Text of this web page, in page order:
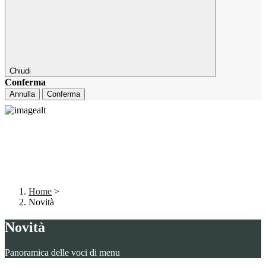
Chiudi
Conferma
Annulla Conferma
Home >
Novità
Novità
Panoramica delle voci di menu